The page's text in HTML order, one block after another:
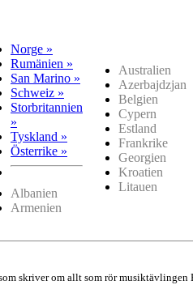
Norge »
Rumänien »
San Marino »
Schweiz »
Storbritannien
»
Tyskland »
Österrike »
Albanien
Armenien
Australien
Azerbajdzjan
Belgien
Cypern
Estland
Frankrike
Georgien
Kroatien
Litauen
skriver om allt som rör musiktävlingen